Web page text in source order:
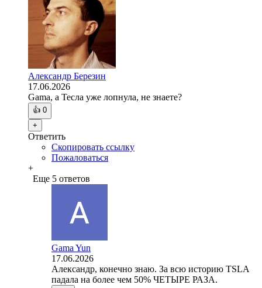
Александр Березин
17.06.2026
Gama, а Тесла уже лопнула, не знаете?
👍 0
+
Ответить
Скопировать ссылку
Пожаловаться
+
Еще 5 ответов
Gama Yun
17.06.2026
Александр, конечно знаю. За всю историю TSLA
падала на более чем 50% ЧЕТЫРЕ РАЗА.